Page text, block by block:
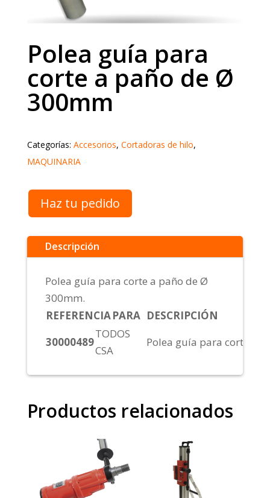
Polea guía para
corte a paño de Ø
300mm
Categorías: Accesorios, Cortadoras de hilo,
MAQUINARIA
Haz tu pedido
Descripción
Polea guía para corte a paño de Ø
300mm.
REFERENCIAPARA DESCRIPCIÓN
30000489
TODOS
CSA
Polea guía para corte a
Productos relacionados